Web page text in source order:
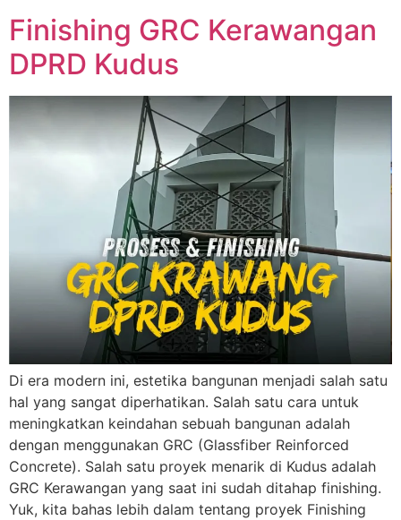
Finishing GRC Kerawangan
DPRD Kudus
Di era modern ini, estetika bangunan menjadi salah satu
hal yang sangat diperhatikan. Salah satu cara untuk
meningkatkan keindahan sebuah bangunan adalah
dengan menggunakan GRC (Glassfiber Reinforced
Concrete). Salah satu proyek menarik di Kudus adalah
GRC Kerawangan yang saat ini sudah ditahap finishing.
Yuk, kita bahas lebih dalam tentang proyek Finishing